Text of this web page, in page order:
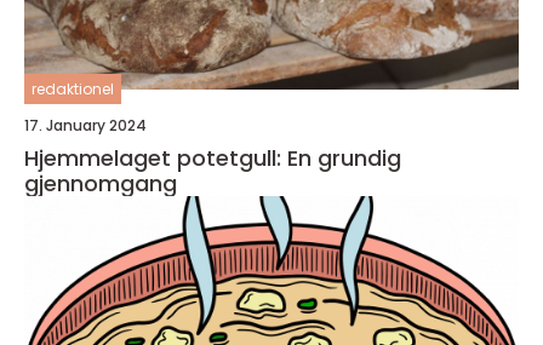
redaktionel
17. January 2024
Hjemmelaget potetgull: En grundig
gjennomgang